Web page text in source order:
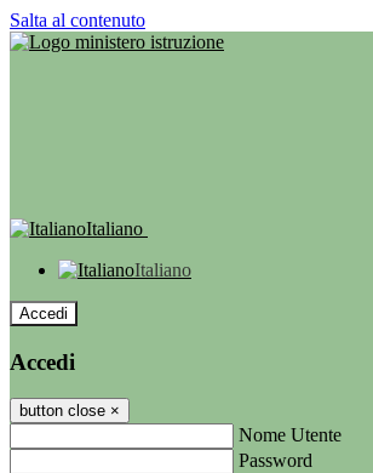
Salta al contenuto
Italiano
Italiano
Accedi
Accedi
button close ×
Nome Utente
Password